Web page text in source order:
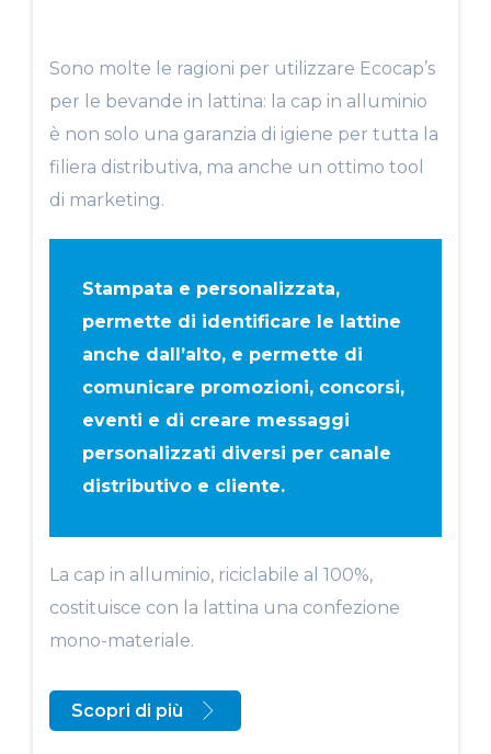
Sono molte le ragioni per utilizzare Ecocap’s
per le bevande in lattina: la cap in alluminio
è non solo una garanzia di igiene per tutta la
filiera distributiva, ma anche un ottimo tool
di marketing.
Stampata e personalizzata,
permette di identificare le lattine
anche dall’alto, e permette di
comunicare promozioni, concorsi,
eventi e di creare messaggi
personalizzati diversi per canale
distributivo e cliente.
La cap in alluminio, riciclabile al 100%,
costituisce con la lattina una confezione
mono-materiale.
Scopri di più